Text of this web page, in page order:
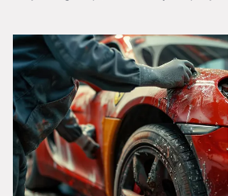
angielską wersję językową!